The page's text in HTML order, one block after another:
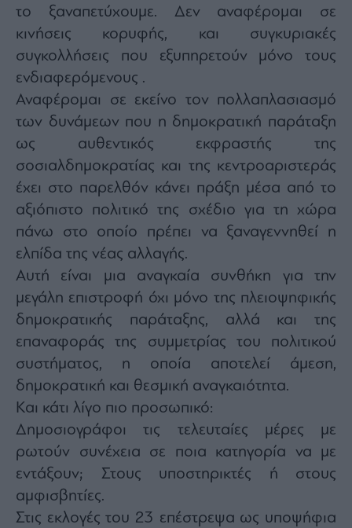
το ξαναπετύχουμε. Δεν αναφέρομαι σε
κινήσεις κορυφής, και συγκυριακές
συγκολλήσεις που εξυπηρετούν μόνο τους
ενδιαφερόμενους .
Αναφέρομαι σε εκείνο τον πολλαπλασιασμό
των δυνάμεων που η δημοκρατική παράταξη
ως αυθεντικός εκφραστής της
σοσιαλδημοκρατίας και της κεντροαριστεράς
έχει στο παρελθόν κάνει πράξη μέσα από το
αξιόπιστο πολιτικό της σχέδιο για τη χώρα
πάνω στο οποίο πρέπει να ξαναγεννηθεί η
ελπίδα της νέας αλλαγής.
Αυτή είναι μια αναγκαία συνθήκη για την
μεγάλη επιστροφή όχι μόνο της πλειοψηφικής
δημοκρατικής παράταξης, αλλά και της
επαναφοράς της συμμετρίας του πολιτικού
συστήματος, η οποία αποτελεί άμεση,
δημοκρατική και θεσμική αναγκαιότητα.
Και κάτι λίγο πιο προσωπικό:
Δημοσιογράφοι τις τελευταίες μέρες με
ρωτούν συνέχεια σε ποια κατηγορία να με
εντάξουν; Στους υποστηρικτές ή στους
αμφισβητίες.
Στις εκλογές του 23 επέστρεψα ως υποψήφια